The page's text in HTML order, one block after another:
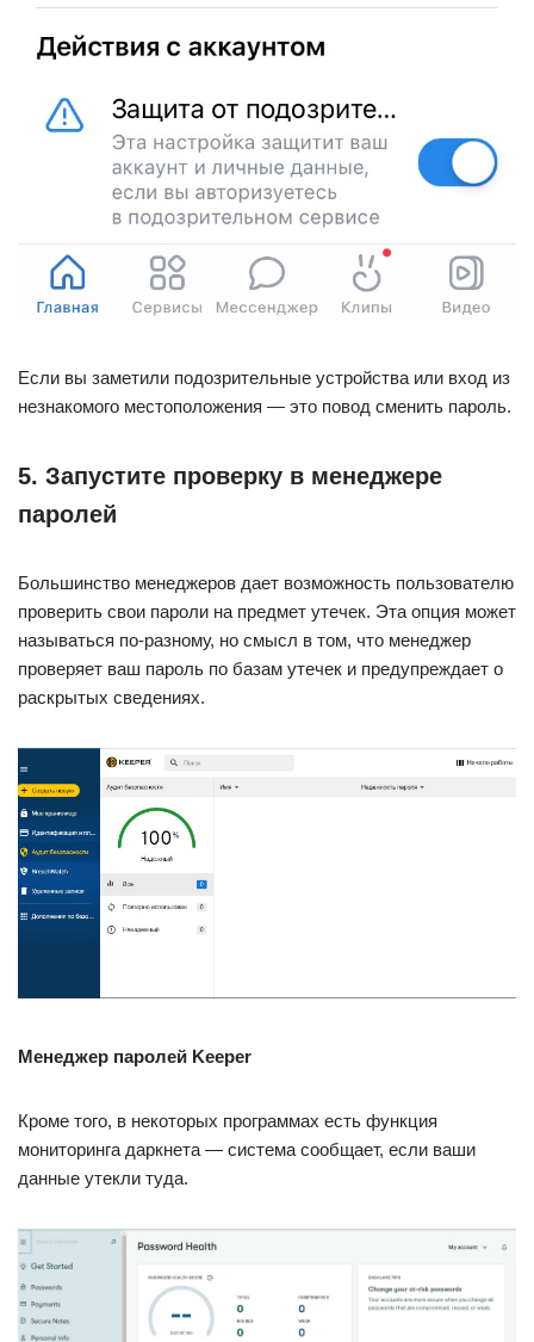
Если вы заметили подозрительные устройства или вход из
незнакомого местоположения — это повод сменить пароль.
5. Запустите проверку в менеджере
паролей
Большинство менеджеров дает возможность пользователю
проверить свои пароли на предмет утечек. Эта опция может
называться по-разному, но смысл в том, что менеджер
проверяет ваш пароль по базам утечек и предупреждает о
раскрытых сведениях.
Менеджер паролей Keeper
Кроме того, в некоторых программах есть функция
мониторинга даркнета — система сообщает, если ваши
данные утекли туда.